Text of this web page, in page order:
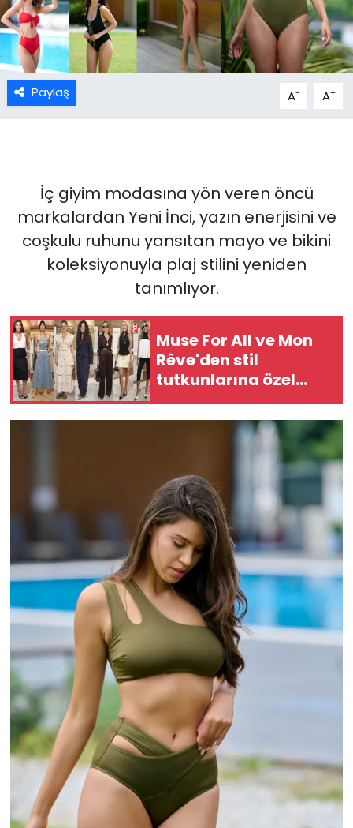
Paylaş A- A+
İç giyim modasına yön veren öncü
markalardan Yeni İnci, yazın enerjisini ve
coşkulu ruhunu yansıtan mayo ve bikini
koleksiyonuyla plaj stilini yeniden
tanımlıyor.
Muse For All ve Mon
Rêve'den stil
tutkunlarına özel
davet